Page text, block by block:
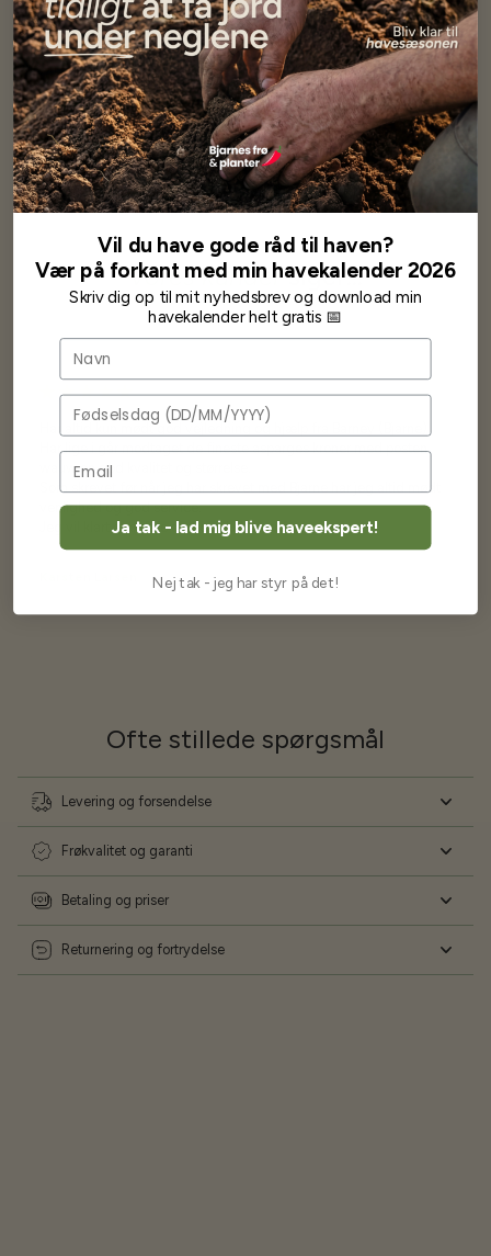
Den er desværre ikke hårdfør i Danmark. Hvis den har været frit
udplantet, bør den pottes i løbet af august, så den kan nå at vænne sig til
det, inden den tages ind. Den bør også gradvis vænnes til mindre lys,
inden den tages ind. Jo køligere og lysere jo bedre.
Den formeres ved frø om foråret, og stiklinger i hele vækstsæsonen.
Specifikationer
Se mere af Alle produkter
Vores kundersiger...
Har altid kun mødt god vejledning og hjælp fra Barney (Bjarne)
Har lige i går modtaget de fineste asparges kroner med posten
wauw en god kvalitet og størrelse.
Som skrevet før når jeg har skrevet med Bjarne har jeg altid mødt
venlighed og god service.
Jeg vil klart anbefale andre at købe her fra
Ofte stillede spørgsmål
Levering og forsendelse
Frøkvalitet og garanti
Betaling og priser
Returnering og fortrydelse
Vil du have gode råd til haven?
Vær på forkant med min havekalender 2026
Skriv dig op til mit nyhedsbrev og download min
havekalender helt gratis 📅
Navn
Fødselsdag
Ja tak - lad mig blive haveekspert!
Nej tak - jeg har styr på det!